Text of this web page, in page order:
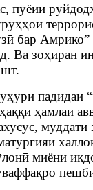
пӯёии
бар Амрико”
Ва зоҳиран
падидаи
ҳамлаи
муддати
миёни